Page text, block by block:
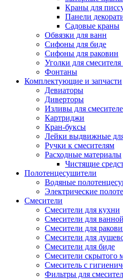
Краны для
Панели
Садовые краны
Обвязки для ванн
Сифоны для биде
Сифоны для раковин
Уголки для
Фонтаны
Комплектующие и запчасти
Девиаторы
Диверторы
Изливы для
Картриджи
Кран-буксы
Лейки выдвижные
Ручки к смесителям
Расходные материалы
Чистящие
Полотенцесушители
Водяные
Электрические
Смесители
Смесители для кухни
Смесители для ванной
Смесители для
Смесители для
Смесители для биде
Смесители скрытого
Смеситель с
Фильтры для